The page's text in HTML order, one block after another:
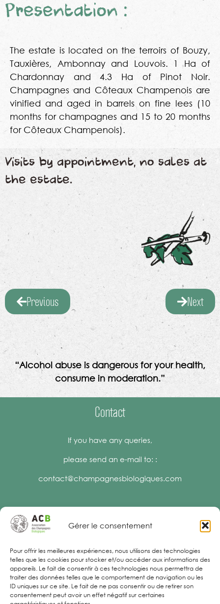
Gérer le consentement
Pour offrir les meilleures expériences, nous utilisons des technologies
telles que les cookies pour stocker et/ou accéder aux informations des
appareils. Le fait de consentir à ces technologies nous permettra de
traiter des données telles que le comportement de navigation ou les
ID uniques sur ce site. Le fait de ne pas consentir ou de retirer son
consentement peut avoir un effet négatif sur certaines
Presentation :
The estate is located on the terroirs of Bouzy,
Tauxières, Ambonnay and Louvois. 1 Ha of
Chardonnay and 4.3 Ha of Pinot Noir.
Champagnes and Côteaux Champenois are
vinified and aged in barrels on fine lees (10
months for champagnes and 15 to 20 months
for Côteaux Champenois).
Visits by appointment, no sales at
the estate.
Previous Next
“Alcohol abuse is dangerous for your health,
consume in moderation.”
Contact
If you have any queries,
please send an e-mail to: :
contact@champagnesbiologiques.com